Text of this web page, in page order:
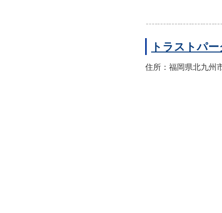
トラストパ
住所：福岡県北九州